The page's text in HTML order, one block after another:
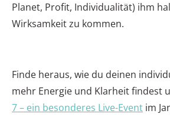
Planet, Profit, Individualität) ihm
Wirksamkeit zu kommen.
Finde heraus, wie du deinen
mehr Energie und Klarheit findest
7– ein besonderes Live-Event im